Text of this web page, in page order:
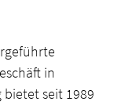
in
bietet seit 1989